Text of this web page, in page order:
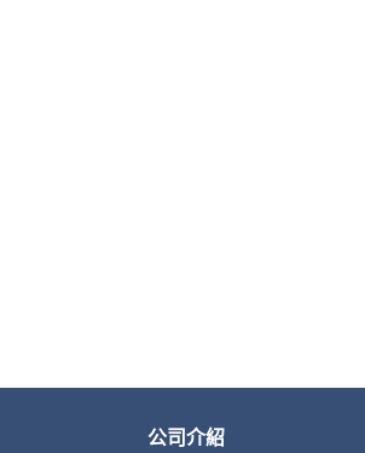
公司介紹